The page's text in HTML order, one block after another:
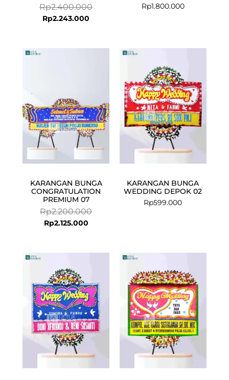
Rp2.400.000
Rp2.243.000
Rp1.800.000
KARANGAN BUNGA
CONGRATULATION
PREMIUM 07
Rp2.200.000
Rp2.200.000.
Rp2.125.000
Rp2.125.000.
KARANGAN BUNGA
WEDDING DEPOK 02
Rp599.000
was:
Rp950.000.
is:
Rp925.000.